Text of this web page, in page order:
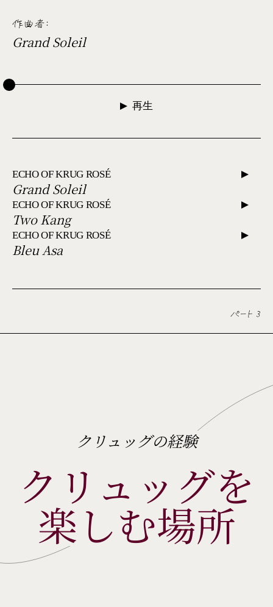
作曲者:
Grand Soleil
再生
ECHO OF KRUG ROSÉ
Grand Soleil
ECHO OF KRUG ROSÉ
Two Kang
ECHO OF KRUG ROSÉ
Bleu Asa
パート 3
クリュッグの経験
クリュッグを
楽しむ場所